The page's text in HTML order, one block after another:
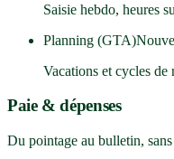
Saisie hebdo, heures
Planning (GTA)
Vacations et cycles
Paie & dépenses
Du pointage au bulletin, sans